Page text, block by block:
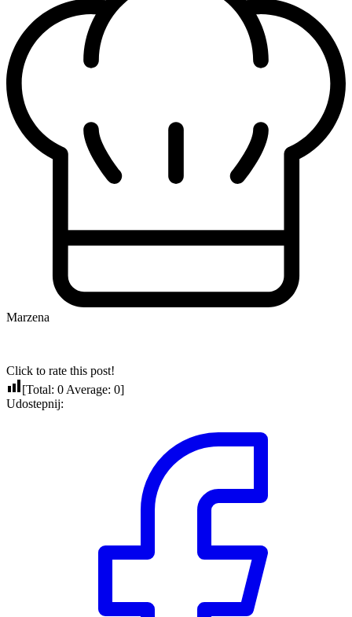
Marzena
Click to rate this post!
[Total: 0 Average: 0]
Udostepnij: